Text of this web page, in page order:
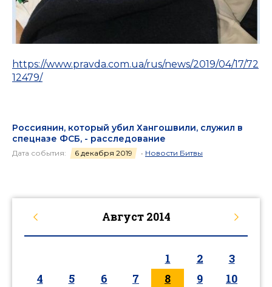
https://www.pravda.com.ua/rus/news/2019/04/17/72
12479/
Россиянин, который убил Хангошвили, служил в
спецназе ФСБ, - расследование
Дата события: 6 декабря 2019 • Новости Битвы
Август 2014
1 2
3
4
5 6 7 8 9
10